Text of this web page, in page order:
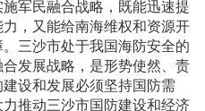
军民融合战略，既能迅速提
，又能给南海维权和资源开
三沙市处于我国海防安全的
发展战略，是形势使然、责
设和发展必须坚持国防需
推动三沙市国防建设和经济